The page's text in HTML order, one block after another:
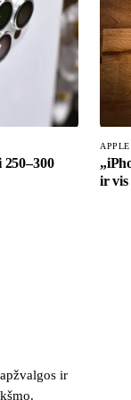
APPLE
ir vis
ir